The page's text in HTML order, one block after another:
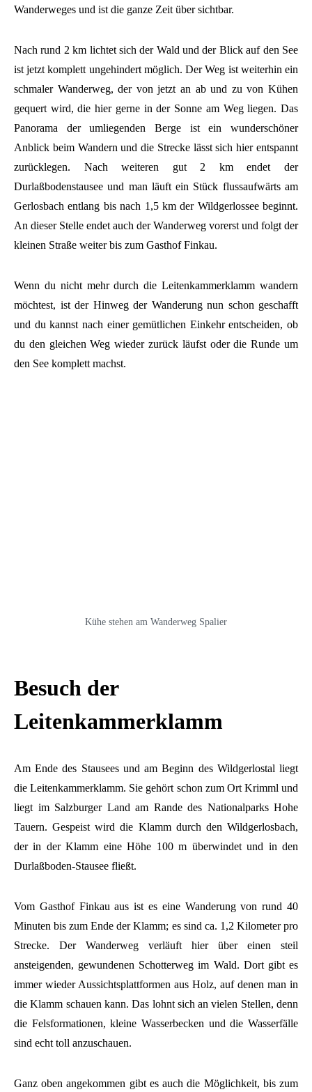
Wanderweges und ist die ganze Zeit über sichtbar.
Nach rund 2 km lichtet sich der Wald und der Blick auf den See
ist jetzt komplett ungehindert möglich. Der Weg ist weiterhin ein
schmaler Wanderweg, der von jetzt an ab und zu von Kühen
gequert wird, die hier gerne in der Sonne am Weg liegen. Das
Panorama der umliegenden Berge ist ein wunderschöner
Anblick beim Wandern und die Strecke lässt sich hier entspannt
zurücklegen. Nach weiteren gut 2 km endet der
Durlaßbodenstausee und man läuft ein Stück flussaufwärts am
Gerlosbach entlang bis nach 1,5 km der Wildgerlossee beginnt.
An dieser Stelle endet auch der Wanderweg vorerst und folgt der
kleinen Straße weiter bis zum Gasthof Finkau.
Wenn du nicht mehr durch die Leitenkammerklamm wandern
möchtest, ist der Hinweg der Wanderung nun schon geschafft
und du kannst nach einer gemütlichen Einkehr entscheiden, ob
du den gleichen Weg wieder zurück läufst oder die Runde um
den See komplett machst.
Kühe stehen am Wanderweg Spalier
Besuch der
Leitenkammerklamm
Am Ende des Stausees und am Beginn des Wildgerlostal liegt
die Leitenkammerklamm. Sie gehört schon zum Ort Krimml und
liegt im Salzburger Land am Rande des Nationalparks Hohe
Tauern. Gespeist wird die Klamm durch den Wildgerlosbach,
der in der Klamm eine Höhe 100 m überwindet und in den
Durlaßboden-Stausee fließt.
Vom Gasthof Finkau aus ist es eine Wanderung von rund 40
Minuten bis zum Ende der Klamm; es sind ca. 1,2 Kilometer pro
Strecke. Der Wanderweg verläuft hier über einen steil
ansteigenden, gewundenen Schotterweg im Wald. Dort gibt es
immer wieder Aussichtsplattformen aus Holz, auf denen man in
die Klamm schauen kann. Das lohnt sich an vielen Stellen, denn
die Felsformationen, kleine Wasserbecken und die Wasserfälle
sind echt toll anzuschauen.
Ganz oben angekommen gibt es auch die Möglichkeit, bis zum